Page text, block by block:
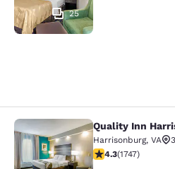
25
Quality InnQuality Inn
Harrisonburg, VA
calificación de 4.27
4.3(1747)